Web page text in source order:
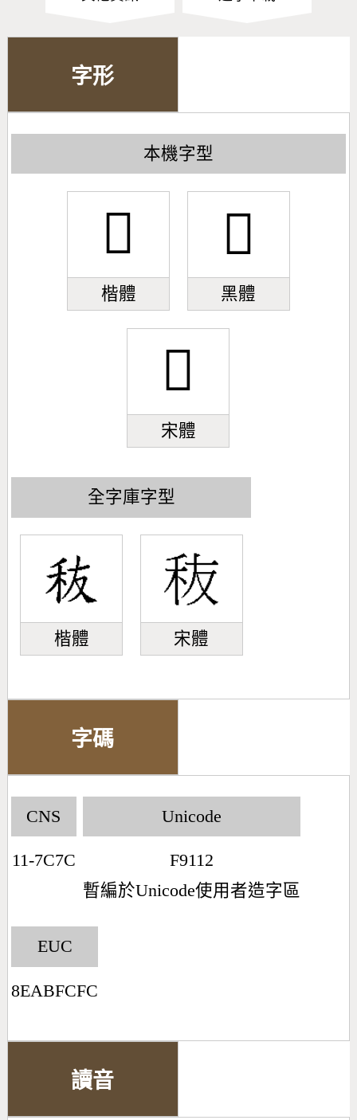
字形
本機字型
󹄒
楷體
󹄒
黑體
󹄒
宋體
全字庫字型
楷體 宋體
字碼
CNS
11-7C7C
Unicode
F9112
暫編於Unicode使用者造字區
EUC
8EABFCFC
讀音